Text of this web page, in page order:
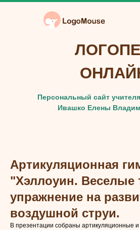
Персональный сайт
Ивашко Елены
Артикуляционная
"Хэллоуин. Веселые
упражнение на
воздушной струи.
В презентации собраны артикуляционные